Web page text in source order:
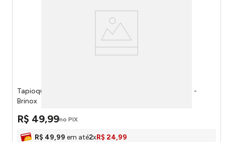
Tapioqueira Suprema Vanilla 22 Cm 0,6 Litros 244357 -
Brinox
R$ 49,99no PIX
R$ 49,99 em até2xR$ 24,99